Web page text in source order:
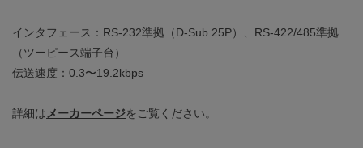
インタフェース：RS-232準拠（D-Sub 25P）、RS-422/485準拠
（ツーピース端子台）
伝送速度：0.3〜19.2kbps
詳細はメーカーページをご覧ください。